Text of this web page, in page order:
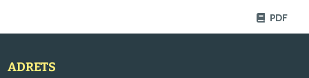
PDF
ADRETS